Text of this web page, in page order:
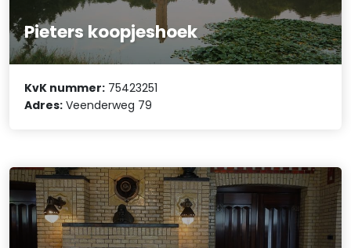
Pieters koopjeshoek
KvK nummer: 75423251
Adres: Veenderweg 79